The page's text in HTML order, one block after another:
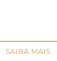
SAIBA MAIS